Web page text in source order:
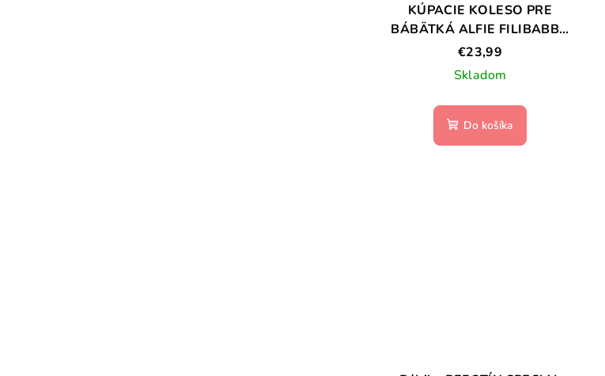
KÚPACIE KOLESO PRE
BÁBÄTKÁ ALFIE FILIBABBA
– CHRISTIAN´S WHALE
TALES
€23,99
Skladom
Do košíka